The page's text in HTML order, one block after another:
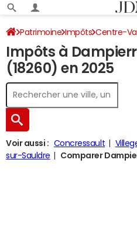
Patrimoine Impôts Centre-
Dampierre-en-Crot Impôt sur le
Impôts à
(18260) en 2025
Voir aussi : Concressault
sur-Sauldre
Comparer